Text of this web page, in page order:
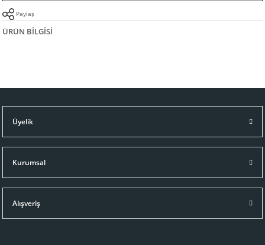
Paylaş
ÜRÜN BILGISI
Üyelik
Kurumsal
Alışveriş